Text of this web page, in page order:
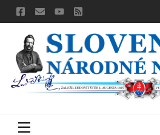
Skip
to
content
Menu